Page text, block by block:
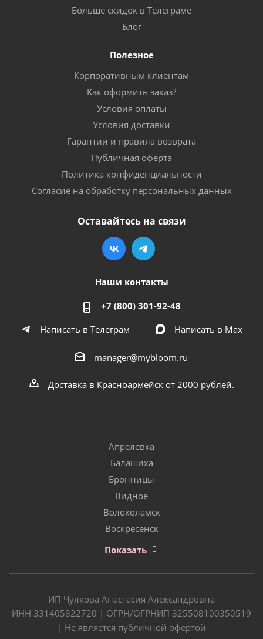
Больше скидок в Телеграме
Блог
Полезное
Корпоративным клиентам
Как оформить заказ?
Условия оплаты
Условия доставки
Гарантии и правила возврата
Публичная оферта
Политика конфиденциальности
Согласие на обработку персональных данных
Оставайтесь на связи
Наши контакты
+7 (800) 301-92-48
Написать в Телеграм
Написать в Мах
manager@mybloom.ru
Доставка в Красноармейск от 2000 рублей.
Апрелевка
Балашиха
Бронницы
Видное
Волоколамск
Воскресенск
Показать
ИП Чулкова Анастасия Александровна
ИНН 331405822720 | ОГРН/ОГРНИП 325508100350519
| Не является публичной офертой